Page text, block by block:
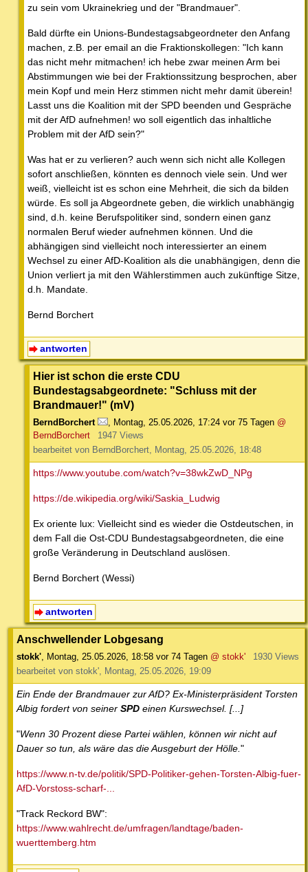
zu sein vom Ukrainekrieg und der "Brandmauer".
Bald dürfte ein Unions-Bundestagsabgeordneter den Anfang
machen, z.B. per email an die Fraktionskollegen: "Ich kann
das nicht mehr mitmachen! ich hebe zwar meinen Arm bei
Abstimmungen wie bei der Fraktionssitzung besprochen, aber
mein Kopf und mein Herz stimmen nicht mehr damit überein!
Lasst uns die Koalition mit der SPD beenden und Gespräche
mit der AfD aufnehmen! wo soll eigentlich das inhaltliche
Problem mit der AfD sein?"
Was hat er zu verlieren? auch wenn sich nicht alle Kollegen
sofort anschließen, könnten es dennoch viele sein. Und wer
weiß, vielleicht ist es schon eine Mehrheit, die sich da bilden
würde. Es soll ja Abgeordnete geben, die wirklich unabhängig
sind, d.h. keine Berufspolitiker sind, sondern einen ganz
normalen Beruf wieder aufnehmen können. Und die
abhängigen sind vielleicht noch interessierter an einem
Wechsel zu einer AfD-Koalition als die unabhängigen, denn die
Union verliert ja mit den Wählerstimmen auch zukünftige Sitze,
d.h. Mandate.
Bernd Borchert
antworten
Hier ist schon die erste CDU
Bundestagsabgeordnete: "Schluss mit der
Brandmauer!" (mV)
BerndBorchert Montag, 25.05.2026, 17:24 vor 75 Tagen @
BerndBorchert
1947 Views
bearbeitet von BerndBorchert, Montag, 25.05.2026, 18:48
https://www.youtube.com/watch?v=38wkZwD_NPg
https://de.wikipedia.org/wiki/Saskia_Ludwig
Ex oriente lux: Vielleicht sind es wieder die Ostdeutschen, in
dem Fall die Ost-CDU Bundestagsabgeordneten, die eine
große Veränderung in Deutschland auslösen.
Bernd Borchert (Wessi)
antworten
Anschwellender Lobgesang
stokk' Montag, 25.05.2026, 18:58 vor 74 Tagen @ stokk'
1930 Views
bearbeitet von stokk', Montag, 25.05.2026, 19:09
Ein Ende der Brandmauer zur AfD? Ex-Ministerpräsident Torsten
Albig fordert von seiner SPD einen Kurswechsel. [...]
"Wenn 30 Prozent diese Partei wählen, können wir nicht auf
Dauer so tun, als wäre das die Ausgeburt der Hölle. "
https://www.n-tv.de/politik/SPD-Politiker-gehen-Torsten-Albig-fuer-
AfD-Vorstoss-scharf-...
"Track Reckord BW":
https://www.wahlrecht.de/umfragen/landtage/baden-
wuerttemberg.htm